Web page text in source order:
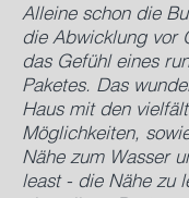
Alleine schon die
die Abwicklung vor
das Gefühl eines
Paketes. Das
Haus mit den
Möglichkeiten,
Nähe zum Wasser
least - die Nähe zu